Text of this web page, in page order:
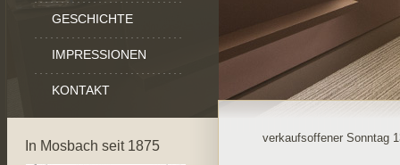
GESCHICHTE
IMPRESSIONEN
KONTAKT
In Mosbach seit 1875
verkaufsoffener Sonntag